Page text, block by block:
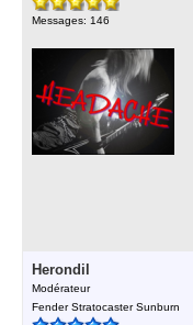
Messages: 146
Herondil
Modérateur
Fender Stratocaster Sunburn